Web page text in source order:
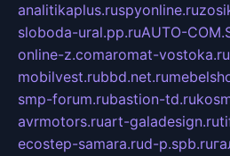
analitikaplus.ruspyonline.ru
sloboda-ural.pp.ruAUTO-
online-z.comaromat-vostoka.ru
mobilvest.rubbd.net.ru
smp-forum.rubastion-td.ru
avrmotors.ruart-galadesign.ru
ecostep-samara.rud-p.spb.ru